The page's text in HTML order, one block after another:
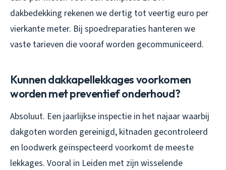
dakbedekking rekenen we dertig tot veertig euro per
vierkante meter. Bij spoedreparaties hanteren we
vaste tarieven die vooraf worden gecommuniceerd.
Kunnen dakkapellekkages voorkomen
worden met preventief onderhoud?
Absoluut. Een jaarlijkse inspectie in het najaar waarbij
dakgoten worden gereinigd, kitnaden gecontroleerd
en loodwerk geïnspecteerd voorkomt de meeste
lekkages. Vooral in Leiden met zijn wisselende